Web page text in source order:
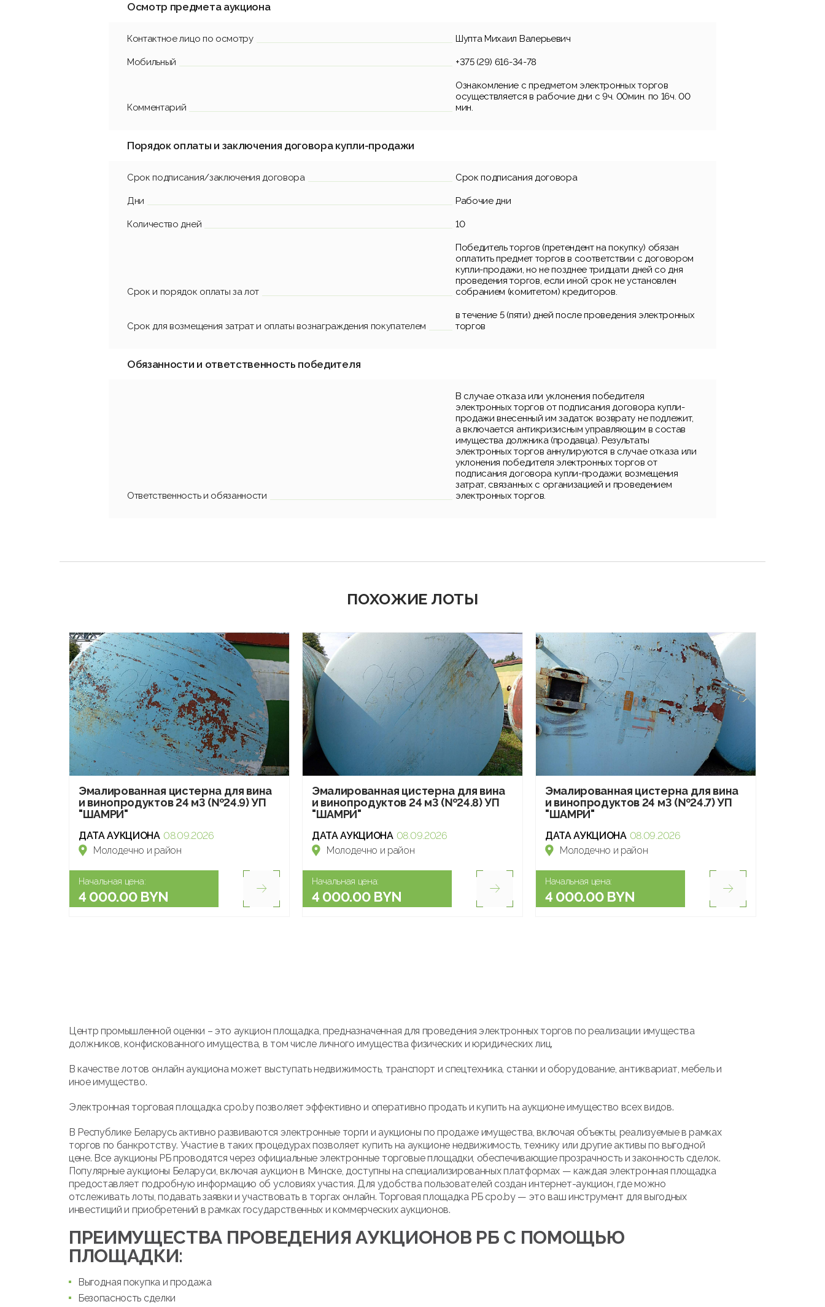
Осмотр предмета аукциона
Контактное лицо по осмотру Шупта Михаил Валерьевич
Мобильный +375 (29) 616-34-78
Комментарий
Ознакомление с предметом электронных торгов
осуществляется в рабочие дни с 9ч. 00мин. по 16ч. 00
мин.
Порядок оплаты и заключения договора купли-продажи
Срок подписания/заключения договора Срок подписания договора
Дни Рабочие дни
Количество дней 10
Срок и порядок оплаты за лот
Победитель торгов (претендент на покупку) обязан
оплатить предмет торгов в соответствии с договором
купли-продажи, но не позднее тридцати дней со дня
проведения торгов, если иной срок не установлен
собранием (комитетом) кредиторов.
Срок для возмещения затрат и оплаты вознаграждения покупателем
в течение 5 (пяти) дней после проведения электронных
торгов
Обязанности и ответственность победителя
Ответственность и обязанности
В случае отказа или уклонения победителя
электронных торгов от подписания договора купли-
продажи внесенный им задаток возврату не подлежит,
а включается антикризисным управляющим в состав
имущества должника (продавца). Результаты
электронных торгов аннулируются в случае отказа или
уклонения победителя электронных торгов от
подписания договора купли-продажи; возмещения
затрат, связанных с организацией и проведением
электронных торгов.
ПОХОЖИЕ ЛОТЫ
Эмалированная цистерна для вина
и винопродуктов 24 м3 (№24.9) УП
"ШАМРИ"
ДАТА АУКЦИОНА 08.09.2026
Молодечно и район
Начальная цена:
4 000.00 BYN
Эмалированная цистерна для вина
и винопродуктов 24 м3 (№24.8) УП
"ШАМРИ"
ДАТА АУКЦИОНА 08.09.2026
Молодечно и район
Начальная цена:
4 000.00 BYN
Эмалированная цистерна для вина
и винопродуктов 24 м3 (№24.7) УП
"ШАМРИ"
ДАТА АУКЦИОНА 08.09.2026
Молодечно и район
Начальная цена:
4 000.00 BYN
Центр промышленной оценки – это аукцион площадка, предназначенная для проведения электронных торгов по реализации имущества
должников, конфискованного имущества, в том числе личного имущества физических и юридических лиц.
В качестве лотов онлайн аукциона может выступать недвижимость, транспорт и спецтехника, станки и оборудование, антиквариат, мебель и
иное имущество.
Электронная торговая площадка cpo.by позволяет эффективно и оперативно продать и купить на аукционе имущество всех видов.
В Республике Беларусь активно развиваются электронные торги и аукционы по продаже имущества, включая объекты, реализуемые в рамках
торгов по банкротству. Участие в таких процедурах позволяет купить на аукционе недвижимость, технику или другие активы по выгодной
цене. Все аукционы РБ проводятся через официальные электронные торговые площадки, обеспечивающие прозрачность и законность сделок.
Популярные аукционы Беларуси, включая аукцион в Минске, доступны на специализированных платформах — каждая электронная площадка
предоставляет подробную информацию об условиях участия. Для удобства пользователей создан интернет-аукцион, где можно
отслеживать лоты, подавать заявки и участвовать в торгах онлайн. Торговая площадка РБ cpo.by — это ваш инструмент для выгодных
инвестиций и приобретений в рамках государственных и коммерческих аукционов.
ПРЕИМУЩЕСТВА ПРОВЕДЕНИЯ АУКЦИОНОВ РБ С ПОМОЩЬЮ
ПЛОЩАДКИ:
Выгодная покупка и продажа
Безопасность сделки